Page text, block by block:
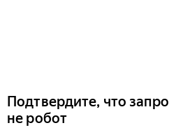
Подтвердите, что
не робот